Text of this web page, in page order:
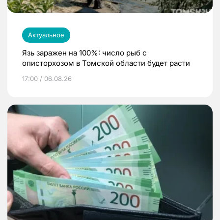
Актуальное
Язь заражен на 100%: число рыб с
описторхозом в Томской области будет расти
17:00 / 06.08.26